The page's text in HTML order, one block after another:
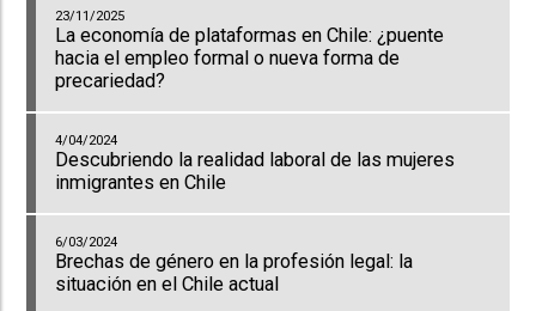
23/11/2025
La economía de plataformas en Chile: ¿puente
hacia el empleo formal o nueva forma de
precariedad?
4/04/2024
Descubriendo la realidad laboral de las mujeres
inmigrantes en Chile
6/03/2024
Brechas de género en la profesión legal: la
situación en el Chile actual